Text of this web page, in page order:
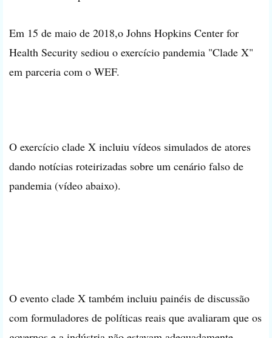
Em 15 de maio de 2018,o Johns Hopkins Center for
Health Security sediou o exercício pandemia "Clade X"
em parceria com o WEF.
O exercício clade X incluiu vídeos simulados de atores
dando notícias roteirizadas sobre um cenário falso de
pandemia (vídeo abaixo).
O evento clade X também incluiu painéis de discussão
com formuladores de políticas reais que avaliaram que os